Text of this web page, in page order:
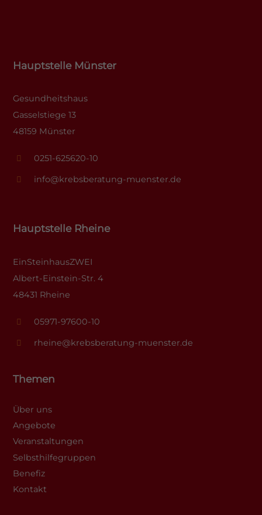
Hauptstelle Münster
Gesundheitshaus
Gasselstiege 13
48159 Münster
0251-625620-10
info@krebsberatung-muenster.de
Hauptstelle Rheine
EinSteinhausZWEI
Albert-Einstein-Str. 4
48431 Rheine
05971-97600-10
rheine@krebsberatung-muenster.de
Themen
Über uns
Angebote
Veranstaltungen
Selbsthilfegruppen
Benefiz
Kontakt